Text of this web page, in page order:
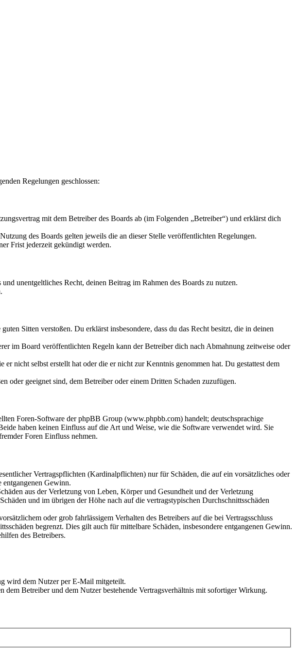
Regelungen geschlossen:
mit dem Betreiber des Boards ab (im Folgenden „Betreiber“) und erklärst dich
des Boards gelten jeweils die an dieser Stelle veröffentlichten Regelungen.
Frist jederzeit gekündigt werden.
unentgeltliches Recht, deinen Beitrag im Rahmen des Boards zu nutzen.
Sitten verstoßen. Du erklärst insbesondere, dass du das Recht besitzt, die in deinen
im Board veröffentlichten Regeln kann der Betreiber dich nach Abmahnung zeitweise oder
nicht selbst erstellt hat oder die er nicht zur Kenntnis genommen hat. Du gestattest dem
oder geeignet sind, dem Betreiber oder einem Dritten Schaden zuzufügen.
Foren-Software der phpBB Group (www.phpbb.com) handelt; deutschsprachige
haben keinen Einfluss auf die Art und Weise, wie die Software verwendet wird. Sie
Foren Einfluss nehmen.
Vertragspflichten (Kardinalpflichten) nur für Schäden, die auf ein vorsätzliches oder
entgangenen Gewinn.
aus der Verletzung von Leben, Körper und Gesundheit und der Verletzung
und im übrigen der Höhe nach auf die vertragstypischen Durchschnittsschäden
oder grob fahrlässigem Verhalten des Betreibers auf die bei Vertragsschluss
begrenzt. Dies gilt auch für mittelbare Schäden, insbesondere entgangenen Gewinn.
des Betreibers.
wird dem Nutzer per E-Mail mitgeteilt.
Betreiber und dem Nutzer bestehende Vertragsverhältnis mit sofortiger Wirkung.